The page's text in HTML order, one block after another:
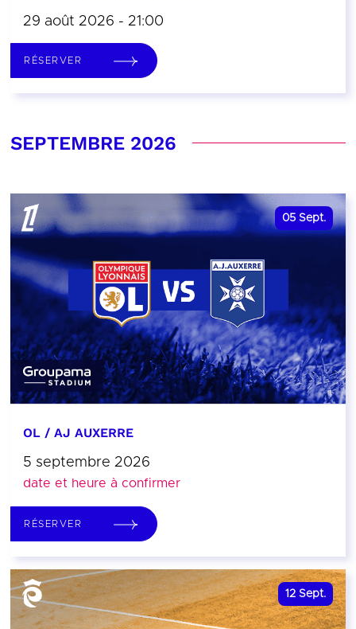
29 août 2026 - 21:00
RÉSERVER
SEPTEMBRE 2026
05 Sept.
OL / AJ AUXERRE
5 septembre 2026
date et heure à confirmer
RÉSERVER
12 Sept.